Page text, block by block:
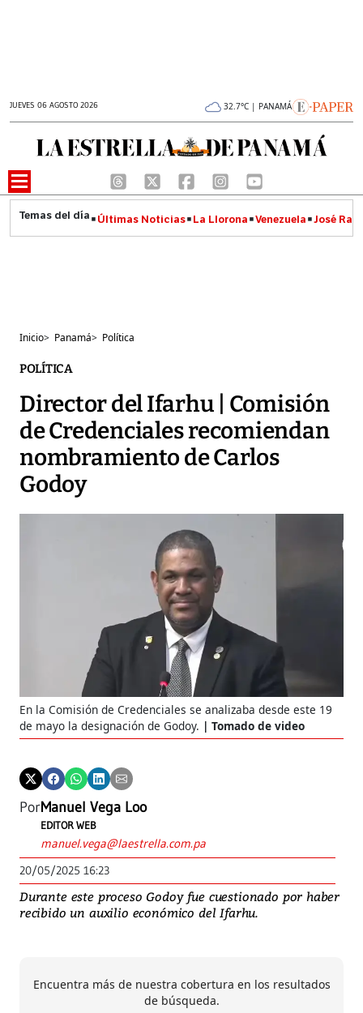
JUEVES 06 AGOSTO 2026 32.7°C | PANAMÁ
Últimas Noticias La Llorona Venezuela José
Inicio> Panamá> Política
POLÍTICA
Director del Ifarhu | Comisión
de Credenciales recomiendan
nombramiento de Carlos
Godoy
En la Comisión de Credenciales se analizaba desde este 19
de mayo la designación de Godoy.
Tomado de video
PorManuel Vega Loo
EDITOR WEB
manuel.vega@laestrella.com.pa
20/05/2025 16:23
Durante este proceso Godoy fue cuestionado por haber
recibido un auxilio económico del Ifarhu.
Encuentra más de nuestra cobertura en los resultados
de búsqueda.